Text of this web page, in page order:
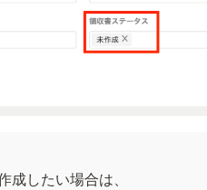
したい場合は、